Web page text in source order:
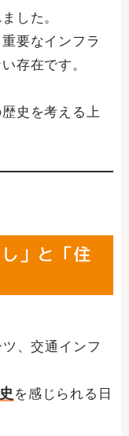
した。
要なインフラ
存在です。
史を考える上
」と「住
、交通インフ
を感じられる日